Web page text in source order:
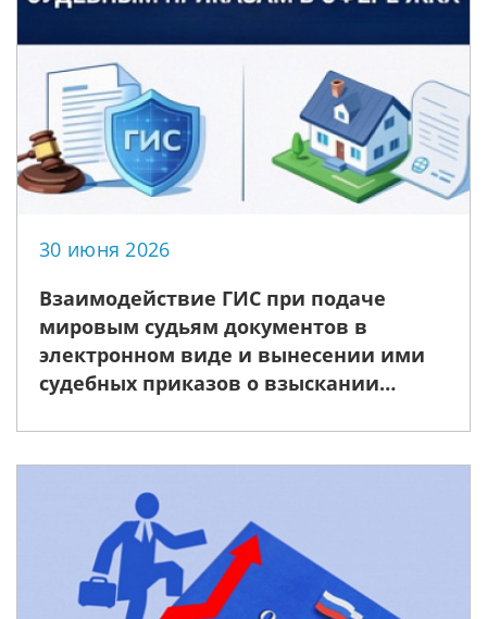
30 июня 2026
Взаимодействие ГИС при подаче
мировым судьям документов в
электронном виде и вынесении ими
судебных приказов о взыскании
коммунальных услуг